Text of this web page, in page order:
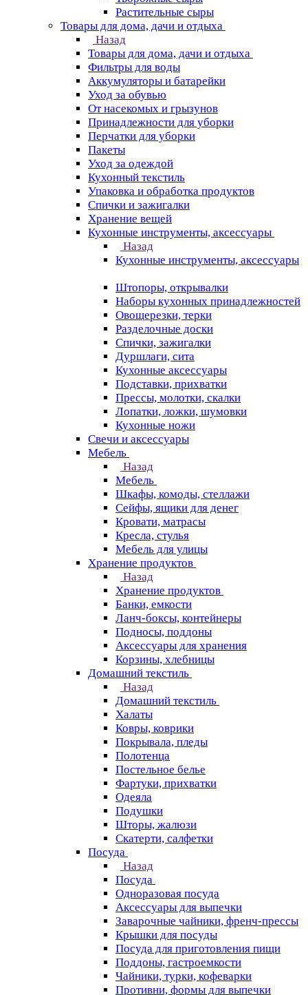
Растительные сыры
Товары для дома, дачи и отдыха
Назад
Товары для дома, дачи и отдыха
Фильтры для воды
Аккумуляторы и батарейки
Уход за обувью
От насекомых и грызунов
Принадлежности для уборки
Перчатки для уборки
Пакеты
Уход за одеждой
Кухонный текстиль
Упаковка и обработка продуктов
Спички и зажигалки
Хранение вещей
Кухонные инструменты, аксессуары
Назад
Кухонные инструменты, аксессуары
Штопоры, открывалки
Наборы кухонных принадлежностей
Овощерезки, терки
Разделочные доски
Спички, зажигалки
Дуршлаги, сита
Кухонные аксессуары
Подставки, прихватки
Прессы, молотки, скалки
Лопатки, ложки, шумовки
Кухонные ножи
Свечи и аксессуары
Мебель
Назад
Мебель
Шкафы, комоды, стеллажи
Сейфы, ящики для денег
Кровати, матрасы
Кресла, стулья
Мебель для улицы
Хранение продуктов
Назад
Хранение продуктов
Банки, емкости
Ланч-боксы, контейнеры
Подносы, поддоны
Аксессуары для хранения
Корзины, хлебницы
Домашний текстиль
Назад
Домашний текстиль
Халаты
Ковры, коврики
Покрывала, пледы
Полотенца
Постельное белье
Фартуки, прихватки
Одеяла
Подушки
Шторы, жалюзи
Скатерти, салфетки
Посуда
Назад
Посуда
Одноразовая посуда
Аксессуары для выпечки
Заварочные чайники, френч-прессы
Крышки для посуды
Посуда для приготовления пищи
Поддоны, гастроемкости
Чайники, турки, кофеварки
Противни, формы для выпечки